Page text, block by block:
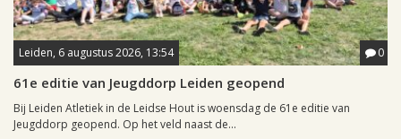
Leiden, 6 augustus 2026, 13:54 0
61e editie van Jeugddorp Leiden geopend
Bij Leiden Atletiek in de Leidse Hout is woensdag de 61e editie van
Jeugddorp geopend. Op het veld naast de...